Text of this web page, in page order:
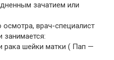
зачатием или
врач-специалист
занимается:
рака шейки матки ( Пап —